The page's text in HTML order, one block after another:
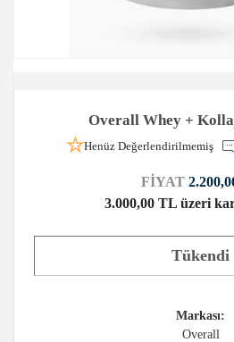
Overall Whey +
Henüz Değerlendirilmemiş
FİYAT
3.000,00 TL üzeri
Tükendi
Markası:
Overall